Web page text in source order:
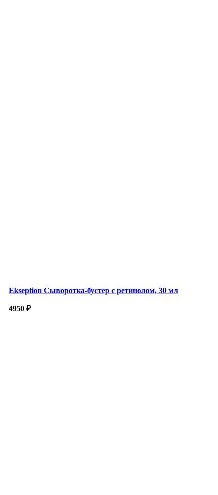
Ekseption Сыворотка-бустер с ретинолом, 30 мл
4950 ₽